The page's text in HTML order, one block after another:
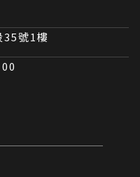
35號1樓